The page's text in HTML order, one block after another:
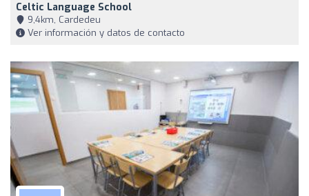
Celtic Language School
9,4km, Cardedeu
Ver información y datos de contacto